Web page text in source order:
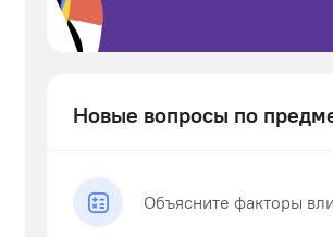
Новые вопросы по
Объясните факторы